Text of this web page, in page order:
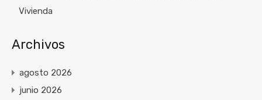
Vivienda
Archivos
agosto 2026
junio 2026